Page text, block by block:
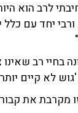
לרב הוא
יחד עם
רב שאינו
לא קיים
מקרבת את